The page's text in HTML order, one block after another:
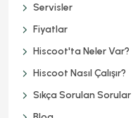
Servisler
Fiyatlar
Hiscoot'ta Neler Var?
Hiscoot Nasıl Çalışır?
Sıkça Sorulan Sorular